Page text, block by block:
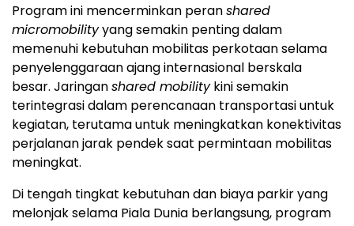
Program ini mencerminkan peranshared
micromobilityyang semakin penting dalam
memenuhi kebutuhan mobilitas perkotaan selama
penyelenggaraan ajang internasional berskala
besar. Jaringanshared mobilitykini semakin
terintegrasi dalam perencanaan transportasi untuk
kegiatan, terutama untuk meningkatkan konektivitas
perjalanan jarak pendek saat permintaan mobilitas
meningkat.
Di tengah tingkat kebutuhan dan biaya parkir yang
melonjak selama Piala Dunia berlangsung, program